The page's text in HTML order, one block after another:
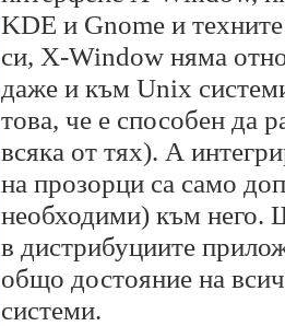
KDE и Gnome и
си, X-Window няма
даже и към Unix
това, че е способен да
всяка от тях). А
на прозорци са само
необходими) към него.
в дистрибуциите
общо достояние на
системи.